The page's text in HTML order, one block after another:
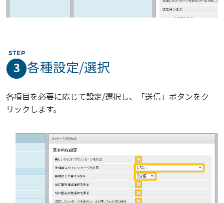
3 各種設定/選択
各項目を必要に応じて設定/選択し、「送信」ボタンをク
リックします。